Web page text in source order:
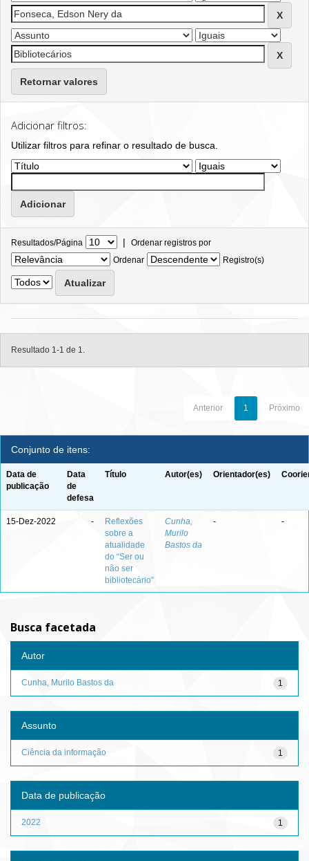
Retornar valores
Adicionar filtros:
Utilizar filtros para refinar o resultado de busca.
Resultados/Página | Ordenar registros por
Ordenar
Registro(s)
Resultado 1-1 de 1.
Anterior 1 Próximo
Conjunto de itens:
Data de
publicação
Data
de
defesa
Título Autor(es) Orientador(es)
15-Dez-2022 -
Reflexões
sobre a
atualidade
do “Ser ou
não ser
bibliotecário”
Cunha,
Murilo
Bastos da
- -
Busca facetada
Autor
1
Cunha, Murilo Bastos da
Assunto
1
Ciência da informação
Data de publicação
1
2022